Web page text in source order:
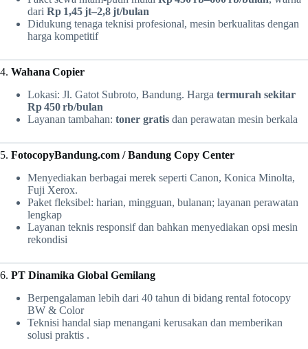
dari Rp 1,45 jt–2,8 jt/bulan
Didukung tenaga teknisi profesional, mesin berkualitas dengan
harga kompetitif
4. Wahana Copier
Lokasi: Jl. Gatot Subroto, Bandung. Harga termurah sekitar
Rp 450 rb/bulan
Layanan tambahan: toner gratis dan perawatan mesin berkala
5. FotocopyBandung.com / Bandung Copy Center
Menyediakan berbagai merek seperti Canon, Konica Minolta,
Fuji Xerox.
Paket fleksibel: harian, mingguan, bulanan; layanan perawatan
lengkap
Layanan teknis responsif dan bahkan menyediakan opsi mesin
rekondisi
6. PT Dinamika Global Gemilang
Berpengalaman lebih dari 40 tahun di bidang rental fotocopy
BW & Color
Teknisi handal siap menangani kerusakan dan memberikan
solusi praktis .